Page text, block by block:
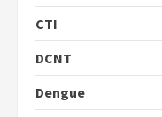
CTI
DCNT
Dengue